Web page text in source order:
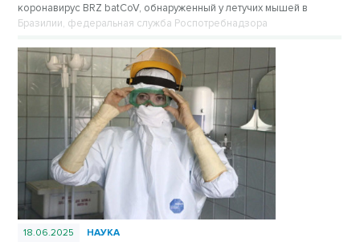
коронавирус BRZ batCoV, обнаруженный у летучих мышей в
Бразилии, федеральная служба Роспотребнадзора
оперативном контроле.
18.06.2025 НАУКА